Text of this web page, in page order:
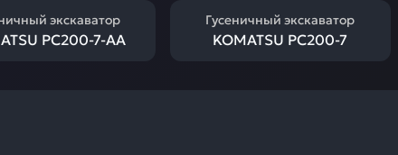
экскаватор
PC200-7-AA
Гусеничный экскаватор
KOMATSU PC200-7